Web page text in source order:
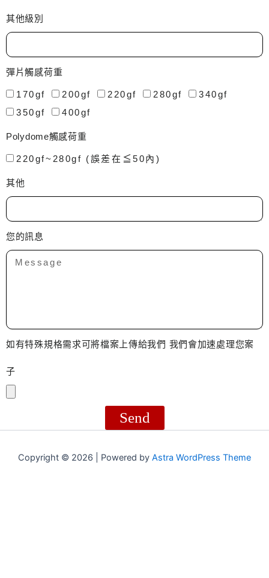
其他級別
彈片觸感荷重
170gf 200gf 220gf 280gf
340gf
350gf
400gf
Polydome觸感荷重
220gf~280gf (誤差在≦50內)
其他
您的訊息
如有特殊規格需求可將檔案上傳給我們 我們會加速處理您案
子
Send
Copyright © 2026 | Powered by Astra WordPress Theme